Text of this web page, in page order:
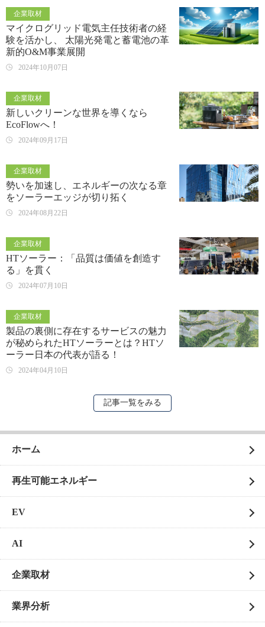
企業取材
マイクログリッド電気主任技術者の経
験を活かし、 太陽光発電と蓄電池の革
新的O&M事業展開
2024年10月07日
企業取材
新しいクリーンな世界を導くなら
EcoFlowへ！
2024年09月17日
企業取材
勢いを加速し、エネルギーの次なる章
をソーラーエッジが切り拓く
2024年08月22日
企業取材
HTソーラー：「品質は価値を創造す
る」を貫く
2024年07月10日
企業取材
製品の裏側に存在するサービスの魅力
が秘められたHTソーラーとは？HTソ
ーラー日本の代表が語る！
2024年04月10日
記事一覧をみる
ホーム
再生可能エネルギー
EV
AI
企業取材
業界分析